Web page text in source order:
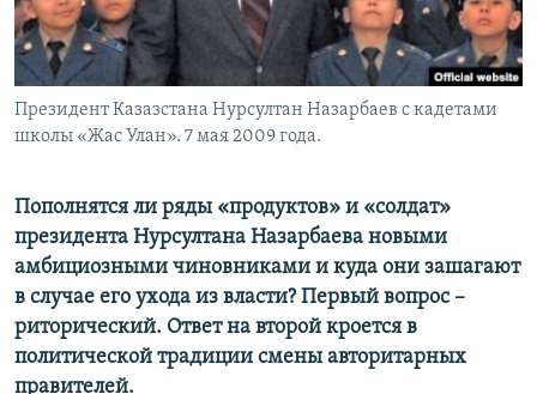
Президент Казазстана Нурсултан Назарбаев с кадетами
школы «Жас Улан». 7 мая 2009 года.
Пополнятся ли ряды «продуктов» и «солдат»
президента Нурсултана Назарбаева новыми
амбициозными чиновниками и куда они зашагают
в случае его ухода из власти? Первый вопрос –
риторический. Ответ на второй кроется в
политической традиции смены авторитарных
правителей.